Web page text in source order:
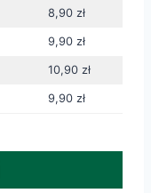
8,90 zł
9,90 zł
10,90 zł
9,90 zł